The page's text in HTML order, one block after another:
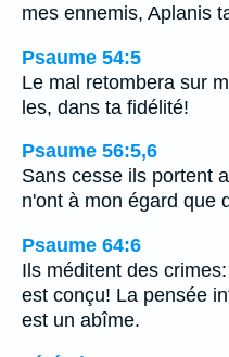
mes ennemis, Aplanis
Psaume 54:5
Le mal retombera sur
les, dans ta fidélité!
Psaume 56:5,6
Sans cesse ils portent
n'ont à mon égard que
Psaume 64:6
Ils méditent des
est conçu! La pensée
est un abîme.